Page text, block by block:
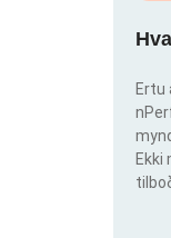
Ertu
Ekki